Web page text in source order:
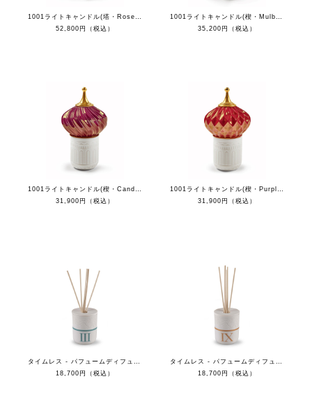
1001ライトキャンドル(塔・Rose) - ナイトアプローチ
52,800円（税込）
1001ライトキャンドル(楔・Mulberry) - ナイトアプローチ
35,200円（税込）
1001ライトキャンドル(楔・Candy) - ナイトアプローチ
31,900円（税込）
1001ライトキャンドル(楔・Purple) - ナイトアプローチ
31,900円（税込）
タイムレス - パフュームディフューザーIII - 地中海の青
18,700円（税込）
タイムレス - パフュームディフューザーIX - バレンシアの太陽
18,700円（税込）